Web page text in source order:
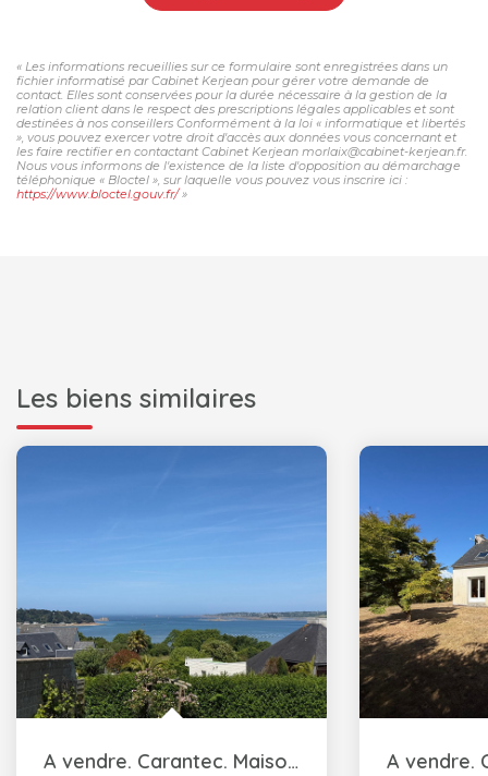
« Les informations recueillies sur ce formulaire sont enregistrées dans un
fichier informatisé par Cabinet Kerjean pour gérer votre demande de
contact. Elles sont conservées pour la durée nécessaire à la gestion de la
relation client dans le respect des prescriptions légales applicables et sont
destinées à nos conseillers Conformément à la loi « informatique et libertés
», vous pouvez exercer votre droit d'accès aux données vous concernant et
les faire rectifier en contactant Cabinet Kerjean morlaix@cabinet-kerjean.fr.
Nous vous informons de l'existence de la liste d'opposition au démarchage
téléphonique « Bloctel », sur laquelle vous pouvez vous inscrire ici :
https://www.bloctel.gouv.fr/»
Les biens similaires
A vendre. Carantec. Maison vue mer